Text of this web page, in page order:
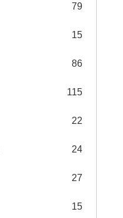
79
15
86
115
22
24
27
15